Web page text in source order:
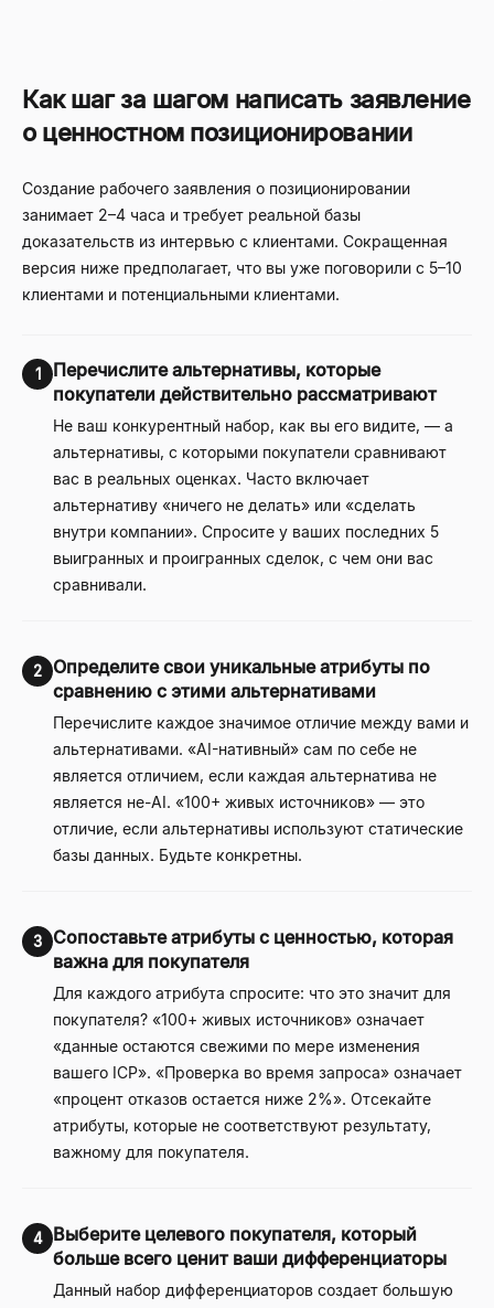
Как шаг за шагом написать заявление
о ценностном позиционировании
Создание рабочего заявления о позиционировании
занимает 2–4 часа и требует реальной базы
доказательств из интервью с клиентами. Сокращенная
версия ниже предполагает, что вы уже поговорили с 5–10
клиентами и потенциальными клиентами.
1
Перечислите альтернативы, которые
покупатели действительно рассматривают
Не ваш конкурентный набор, как вы его видите, — а
альтернативы, с которыми покупатели сравнивают
вас в реальных оценках. Часто включает
альтернативу «ничего не делать» или «сделать
внутри компании». Спросите у ваших последних 5
выигранных и проигранных сделок, с чем они вас
сравнивали.
2
Определите свои уникальные атрибуты по
сравнению с этими альтернативами
Перечислите каждое значимое отличие между вами и
альтернативами. «AI-нативный» сам по себе не
является отличием, если каждая альтернатива не
является не-AI. «100+ живых источников» — это
отличие, если альтернативы используют статические
базы данных. Будьте конкретны.
3
Сопоставьте атрибуты с ценностью, которая
важна для покупателя
Для каждого атрибута спросите: что это значит для
покупателя? «100+ живых источников» означает
«данные остаются свежими по мере изменения
вашего ICP». «Проверка во время запроса» означает
«процент отказов остается ниже 2%». Отсекайте
атрибуты, которые не соответствуют результату,
важному для покупателя.
4
Выберите целевого покупателя, который
больше всего ценит ваши дифференциаторы
Данный набор дифференциаторов создает большую